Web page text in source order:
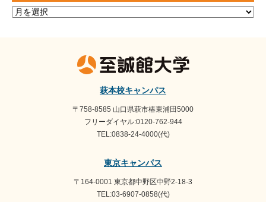
ア
萩本校キャンパス
〒758-8585 山口県萩市椿東浦田5000
フリーダイヤル:0120-762-944
TEL:0838-24-4000(代)
東京キャンパス
〒164-0001 東京都中野区中野2-18-3
TEL:03-6907-0858(代)